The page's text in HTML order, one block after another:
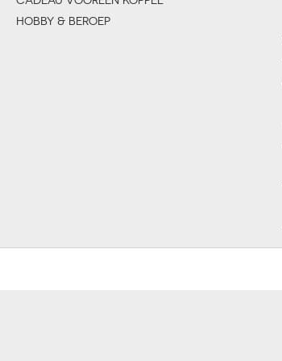
HOBBY & BEROEP